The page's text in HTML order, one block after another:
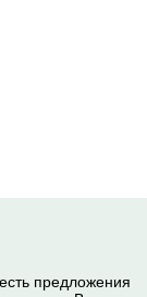
предложения